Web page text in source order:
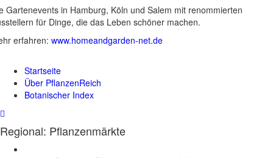
Gartenevents in Hamburg, Köln und Salem mit renommierten
für Dinge, die das Leben schöner machen.
erfahren: www.homeandgarden-net.de
Startseite
Über PflanzenReich
Botanischer Index
Regional: Pflanzenmärkte